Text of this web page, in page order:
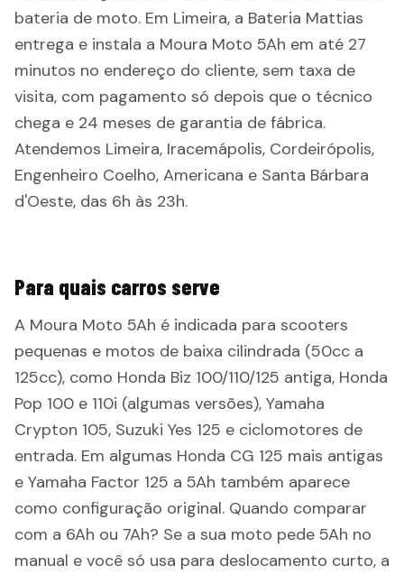
bateria de moto. Em Limeira, a Bateria Mattias
entrega e instala a Moura Moto 5Ah em até 27
minutos no endereço do cliente, sem taxa de
visita, com pagamento só depois que o técnico
chega e 24 meses de garantia de fábrica.
Atendemos Limeira, Iracemápolis, Cordeirópolis,
Engenheiro Coelho, Americana e Santa Bárbara
d'Oeste, das 6h às 23h.
Para quais carros serve
A Moura Moto 5Ah é indicada para scooters
pequenas e motos de baixa cilindrada (50cc a
125cc), como Honda Biz 100/110/125 antiga, Honda
Pop 100 e 110i (algumas versões), Yamaha
Crypton 105, Suzuki Yes 125 e ciclomotores de
entrada. Em algumas Honda CG 125 mais antigas
e Yamaha Factor 125 a 5Ah também aparece
como configuração original. Quando comparar
com a 6Ah ou 7Ah? Se a sua moto pede 5Ah no
manual e você só usa para deslocamento curto, a